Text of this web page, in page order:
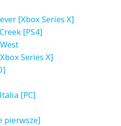
[Xbox Series X]
[PS4]
Series X]
[PC]
pierwsze]